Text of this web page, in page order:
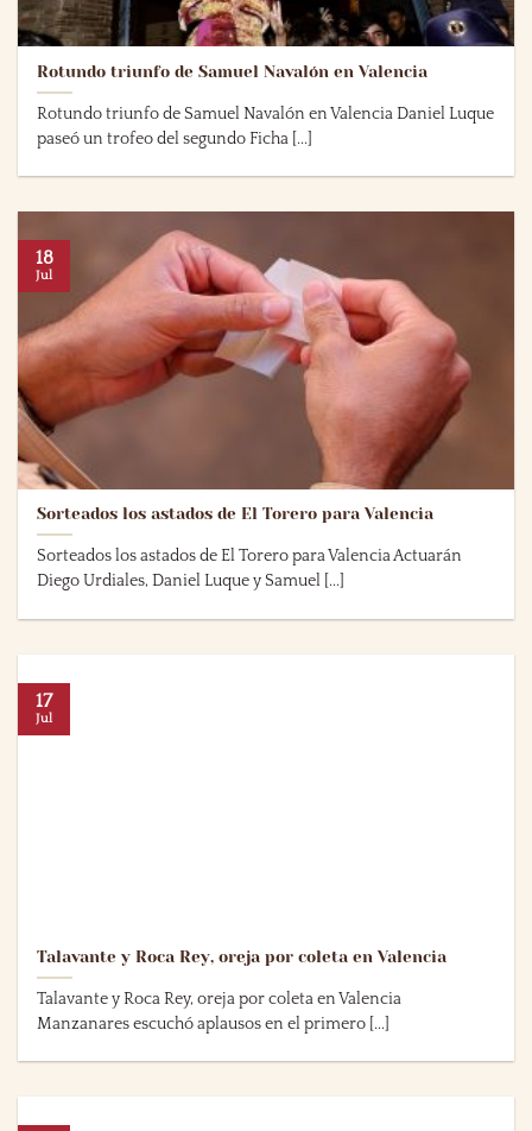
Rotundo triunfo de Samuel Navalón en Valencia
Rotundo triunfo de Samuel Navalón en Valencia Daniel Luque
paseó un trofeo del segundo Ficha [...]
Sorteados los astados de El Torero para Valencia
Sorteados los astados de El Torero para Valencia Actuarán
Diego Urdiales, Daniel Luque y Samuel [...]
18
Jul
Talavante y Roca Rey, oreja por coleta en Valencia
Talavante y Roca Rey, oreja por coleta en Valencia
Manzanares escuchó aplausos en el primero [...]
17
Jul